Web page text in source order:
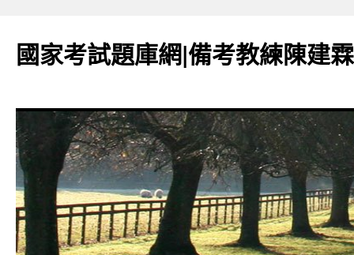
國家考試題庫網|備考教練陳建霖